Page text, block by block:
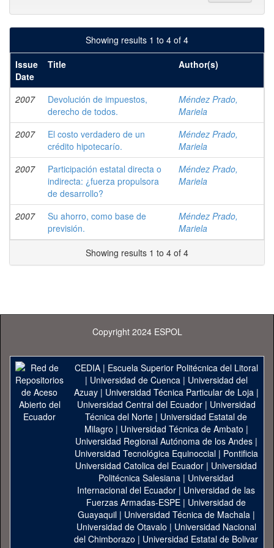
Showing results 1 to 4 of 4
Issue
Date
Title Author(s)
2007
Devolución de impuestos,
derecho de todos.
Méndez Prado,
Mariela
2007
El costo verdadero de un
crédito hipotecarío.
Méndez Prado,
Mariela
2007
Participación estatal directa o
indirecta: ¿fuerza propulsora
de desarrollo?
Méndez Prado,
Mariela
2007
Su ahorro, como base de
previsión.
Méndez Prado,
Mariela
Showing results 1 to 4 of 4
Copyright 2024 ESPOL
CEDIA| Escuela Superior Politécnica del Litoral
| Universidad de Cuenca| Universidad del
Azuay| Universidad Técnica Particular de Loja|
Universidad Central del Ecuador| Universidad
Técnica del Norte | Universidad Estatal de
Milagro | Universidad Técnica de Ambato |
Universidad Regional Autónoma de los Andes|
Universidad Tecnológica Equinoccial| Pontificia
Universidad Catolica del Ecuador | Universidad
Politécnica Salesiana | Universidad
Internacional del Ecuador | Universidad de las
Fuerzas Armadas-ESPE | Universidad de
Guayaquil| Universidad Técnica de Machala|
Universidad de Otavalo | Universidad Nacional
del Chimborazo | Universidad Estatal de Bolivar